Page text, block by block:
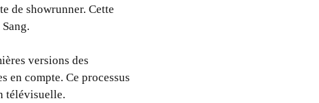
de showrunner. Cette
versions des
en compte. Ce processus
télévisuelle.